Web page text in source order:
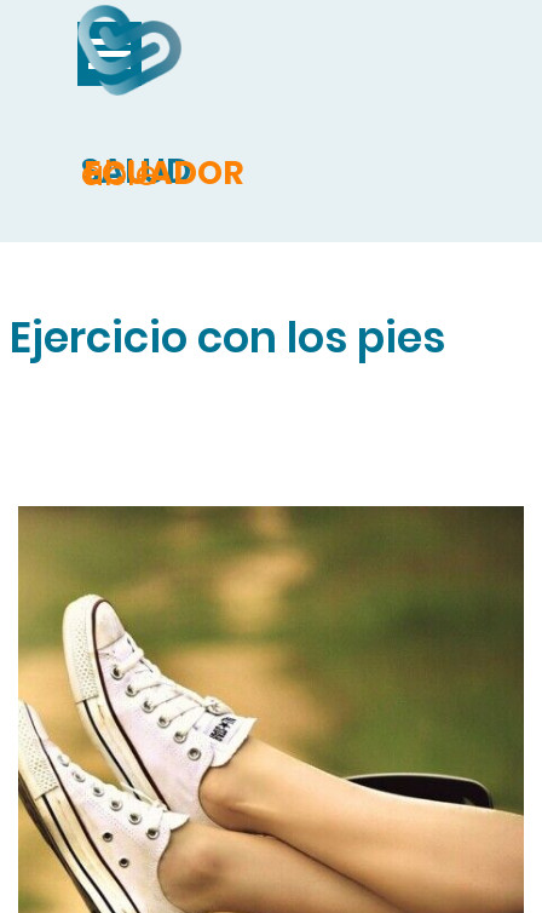
Vaya al Contenido
ECUADOR
SALUD
able
Saltar menú
Ejercicio con los pies